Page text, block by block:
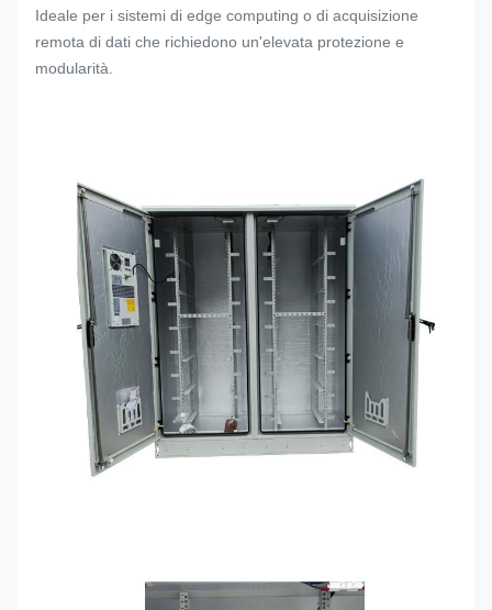
Gassetti di tenuta
Ideale per i sistemi di edge computing o di acquisizione
remota di dati che richiedono un'elevata protezione e
modularità.